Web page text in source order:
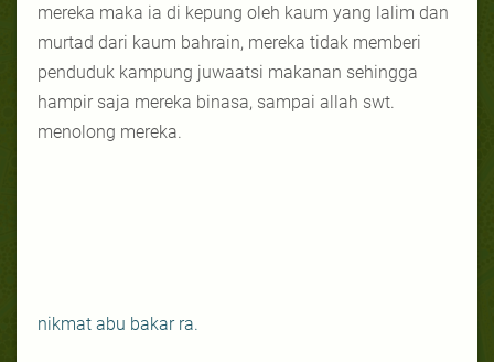
mereka maka ia di kepung oleh kaum yang lalim dan
murtad dari kaum bahrain, mereka tidak memberi
penduduk kampung juwaatsi makanan sehingga
hampir saja mereka binasa, sampai allah swt.
menolong mereka.
nikmat abu bakar ra.